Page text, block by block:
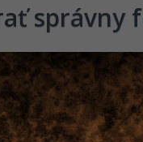
správny